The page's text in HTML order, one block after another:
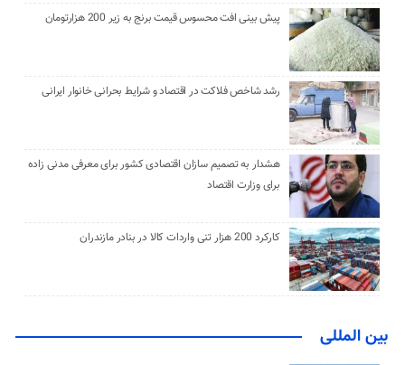
پیش بینی افت محسوس قیمت برنج به زیر 200 هزارتومان
رشد شاخص فلاکت در اقتصاد و شرایط بحرانی خانوار ایرانی
هشدار به تصمیم سازان اقتصادی کشور برای معرفی مدنی زاده
برای وزارت اقتصاد
کارکرد 200 هزار تنی واردات کالا در بنادر مازندران
بین المللی